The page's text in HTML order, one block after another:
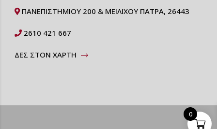
ΠΑΝΕΠΙΣΤΗΜΙΟΥ 200 & ΜΕΙΛΙΧΟΥ ΠΑΤΡΑ, 26443
2610 421 667
ΔΕΣ ΣΤΟΝ ΧΑΡΤΗ
0